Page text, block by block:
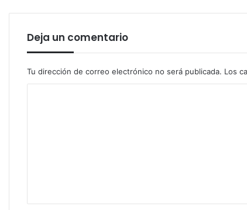
Deja un comentario
Tu dirección de correo electrónico no será publicada. Los